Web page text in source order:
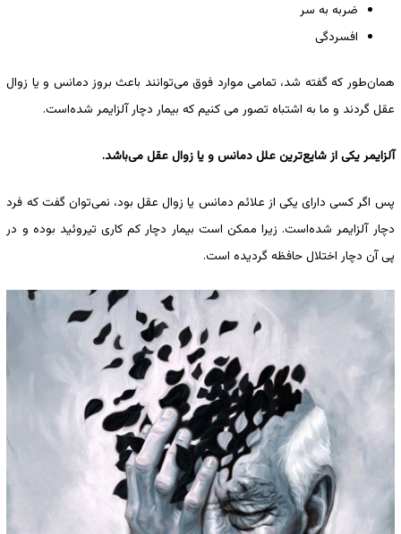
ضربه به سر
افسردگی
همان‌طور که گفته شد، تمامی موارد فوق می‌توانند باعث بروز دمانس و یا زوال
عقل گردند و ما به اشتباه تصور می کنیم که بیمار دچار آلزایمر ‌شده‌است.
آلزایمر یکی از شایع‌ترین علل دمانس و یا زوال عقل می‌باشد.
پس اگر کسی دارای یکی از علائم دمانس یا زوال عقل بود، نمی‌توان گفت که فرد
دچار آلزایمر ‌شده‌است. زیرا ممکن است بیمار دچار کم کاری تیروئید بوده و در
پی آن دچار اختلال حافظه گردیده است.